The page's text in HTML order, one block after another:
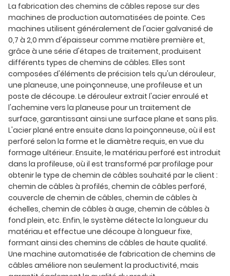
La fabrication des chemins de câbles repose sur des
machines de production automatisées de pointe. Ces
machines utilisent généralement de l'acier galvanisé de
0,7 à 2,0 mm d'épaisseur comme matière première et,
grâce à une série d'étapes de traitement, produisent
différents types de chemins de câbles. Elles sont
composées d'éléments de précision tels qu'un dérouleur,
une planeuse, une poinçonneuse, une profileuse et un
poste de découpe. Le dérouleur extrait l'acier enroulé et
l'achemine vers la planeuse pour un traitement de
surface, garantissant ainsi une surface plane et sans plis.
L'acier plané entre ensuite dans la poinçonneuse, où il est
perforé selon la forme et le diamètre requis, en vue du
formage ultérieur. Ensuite, le matériau perforé est introduit
dans la profileuse, où il est transformé par profilage pour
obtenir le type de chemin de câbles souhaité par le client :
chemin de câbles à profilés, chemin de câbles perforé,
couvercle de chemin de câbles, chemin de câbles à
échelles, chemin de câbles à auge, chemin de câbles à
fond plein, etc. Enfin, le système détecte la longueur du
matériau et effectue une découpe à longueur fixe,
formant ainsi des chemins de câbles de haute qualité.
Une machine automatisée de fabrication de chemins de
câbles améliore non seulement la productivité, mais